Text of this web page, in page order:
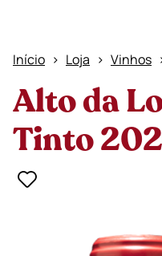
Início Loja Vinhos
Alto da
Tinto